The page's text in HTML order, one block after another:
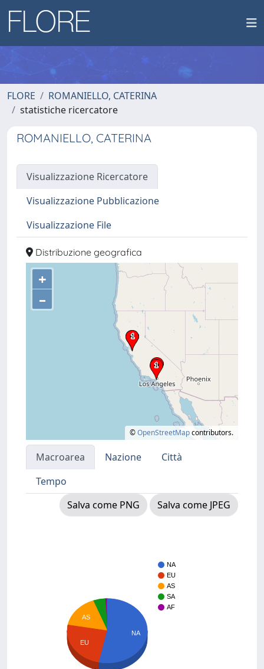
FLORE
ROMANIELLO, CATERINA
statistiche ricercatore
ROMANIELLO, CATERINA
Visualizzazione Ricercatore
Visualizzazione Pubblicazione
Visualizzazione File
Distribuzione geografica
+
–
©OpenStreetMapcontributors.
Macroarea Nazione
Città
Tempo
Salva come PNG
Salva come JPEG
NA
EU
AS
SA
AF
AS
EU
NA